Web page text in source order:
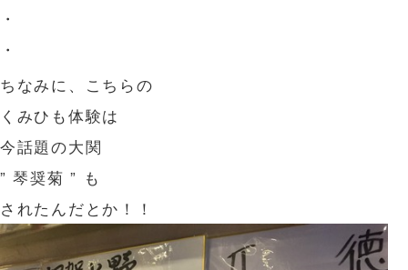
・
・
ちなみに、こちらの
くみひも体験は
今話題の大関
” 琴奨菊 ” も
されたんだとか！！